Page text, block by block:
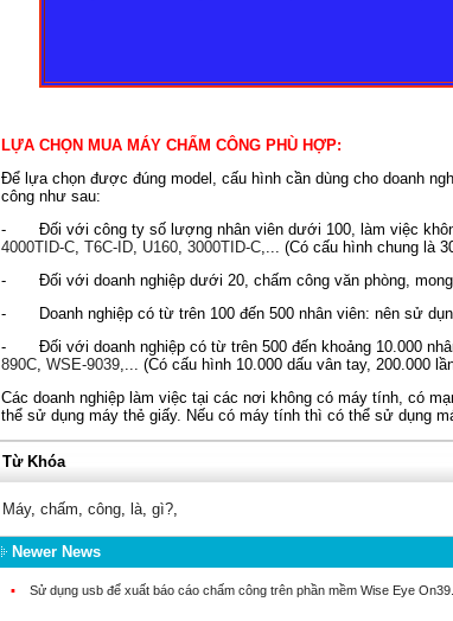
LỰA CHỌN MUA MÁY CHẤM CÔNG PHÙ HỢP:
Để lựa chọn được đúng model, cấu hình cần dùng cho doanh
công như sau:
- Đối với công ty số lượng nhân viên dưới 100, làm việc
4000TID-C, T6C-ID, U160, 3000TID-C,... (Có cấu hình chung là
- Đối với doanh nghiệp dưới 20, chấm công văn phòng, mong
- Doanh nghiệp có từ trên 100 đến 500 nhân viên: nên sử
- Đối với doanh nghiệp có từ trên 500 đến khoảng 10.000
890C, WSE-9039,... (Có cấu hình 10.000 dấu vân tay, 200.000
Các doanh nghiệp làm việc tại các nơi không có máy tính, có
thể sử dụng máy thẻ giấy. Nếu có máy tính thì có thể sử dụng
Từ Khóa
Máy, chấm, công, là, gì?,
Newer News
▪ Sử dụng usb để xuất báo cáo chấm công trên phần mềm Wise Eye On39.